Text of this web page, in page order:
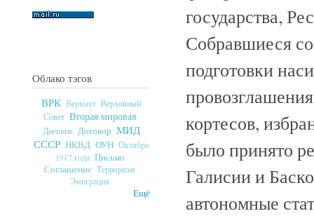
Облако тэгов
ВРК Вермахт Верховный
Совет Вторая мировая
Дневник Договор МИД
СССР НКВД ОУН Октябрь
1917 года Письмо
Соглашение Терроризм
Эмиграция
Ещё
государства,
Собравшиеся
подготовки
кортесов,
было принято
Галисии и
автономные